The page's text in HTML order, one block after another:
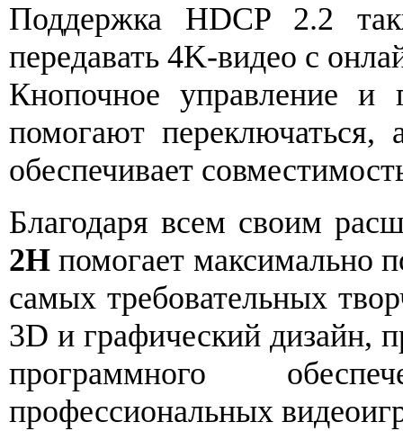
Поддержка HDCP 2.2
передавать 4K-видео с
Кнопочное управление и
помогают
обеспечивает
Благодаря всем своим
2H помогает максимально
самых требовательных
3D и графический дизайн,
программного
профессиональных